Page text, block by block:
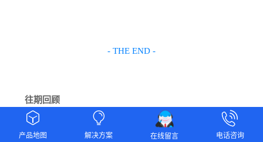

产品地图

解决方案 在线留言 电话咨询
- THE END -
往期回顾
# 杭州高达以“6+1+N”系统赋能钢铁行业数字化升级
#云南黄金集团数字采购平台上线运营